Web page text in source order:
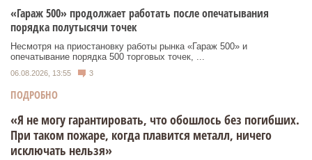
«Гараж 500» продолжает работать после опечатывания
порядка полутысячи точек
Несмотря на приостановку работы рынка «Гараж 500» и
опечатывание порядка 500 торговых точек, ...
06.08.2026, 13:55 3
ПОДРОБНО
«Я не могу гарантировать, что обошлось без погибших.
При таком пожаре, когда плавится металл, ничего
исключать нельзя»